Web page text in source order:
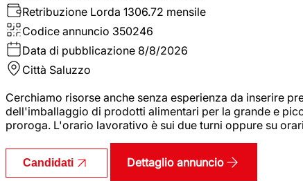
Retribuzione Lorda 1306.72 mensile
Codice annuncio 350246
Data di pubblicazione 8/8/2026
Città Saluzzo
Cerchiamo risorse anche senza esperienza da inserire
dell'imballaggio di prodotti alimentari per la grande e
proroga. L'orario lavorativo è sui due turni oppure su
Candidati Dettaglio annuncio